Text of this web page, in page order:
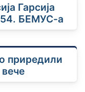
Гарсија
54. БЕМУС-а
приредили
вече